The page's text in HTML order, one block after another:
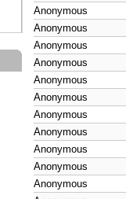
Anonymous
Anonymous
Anonymous
Anonymous
Anonymous
Anonymous
Anonymous
Anonymous
Anonymous
Anonymous
Anonymous